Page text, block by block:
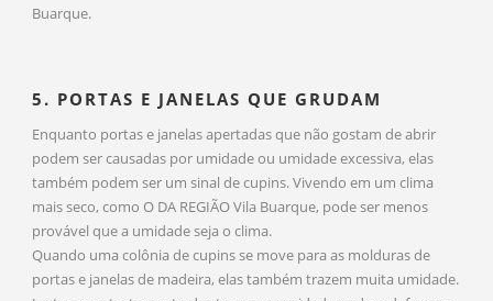
Buarque.
5. PORTAS E JANELAS QUE GRUDAM
Enquanto portas e janelas apertadas que não gostam de abrir
podem ser causadas por umidade ou umidade excessiva, elas
também podem ser um sinal de cupins. Vivendo em um clima
mais seco, como O DA REGIÃO Vila Buarque, pode ser menos
provável que a umidade seja o clima.
Quando uma colônia de cupins se move para as molduras de
portas e janelas de madeira, elas também trazem muita umidade.